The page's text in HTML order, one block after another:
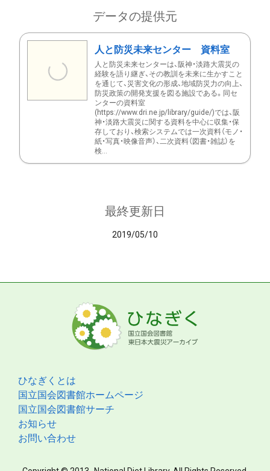
データの提供元
人と防災未来センター 資料室
人と防災未来センターは、阪神・淡路大震災の
経験を語り継ぎ、その教訓を未来に生かすこと
を通じて、災害文化の形成、地域防災力の向上、
防災政策の開発支援を図る施設である。同セ
ンターの資料室
(https://www.dri.ne.jp/library/guide/)では、阪
神・淡路大震災に関する資料を中心に収集・保
存しており、検索システムでは一次資料（モノ・
紙・写真・映像音声）、二次資料（図書・雑誌）を
検...
最終更新日
2019/05/10
ひなぎくとは
国立国会図書館ホームページ
国立国会図書館サーチ
お知らせ
お問い合わせ